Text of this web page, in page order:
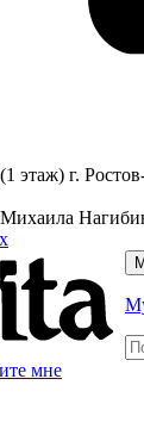
этаж) г.
мне